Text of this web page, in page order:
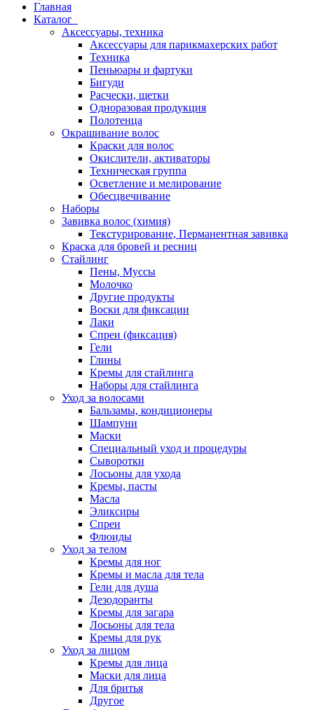
Главная
Каталог
Аксессуары, техника
Аксессуары для парикмахерских работ
Техника
Пеньюары и фартуки
Бигуди
Расчески, щетки
Одноразовая продукция
Полотенца
Окрашивание волос
Краски для волос
Окислители, активаторы
Техническая группа
Осветление и мелирование
Обесцвечивание
Наборы
Завивка волос (химия)
Текстурирование, Перманентная завивка
Краска для бровей и ресниц
Стайлинг
Пены, Муссы
Молочко
Другие продукты
Воски для фиксации
Лаки
Спреи (фиксация)
Гели
Глины
Кремы для стайлинга
Наборы для стайлинга
Уход за волосами
Бальзамы, кондиционеры
Шампуни
Маски
Специальный уход и процедуры
Сыворотки
Лосьоны для ухода
Кремы, пасты
Масла
Эликсиры
Спреи
Флюиды
Уход за телом
Кремы для ног
Кремы и масла для тела
Гели для душа
Дезодоранты
Кремы для загара
Лосьоны для тела
Кремы для рук
Уход за лицом
Кремы для лица
Маски для лица
Для бритья
Другое